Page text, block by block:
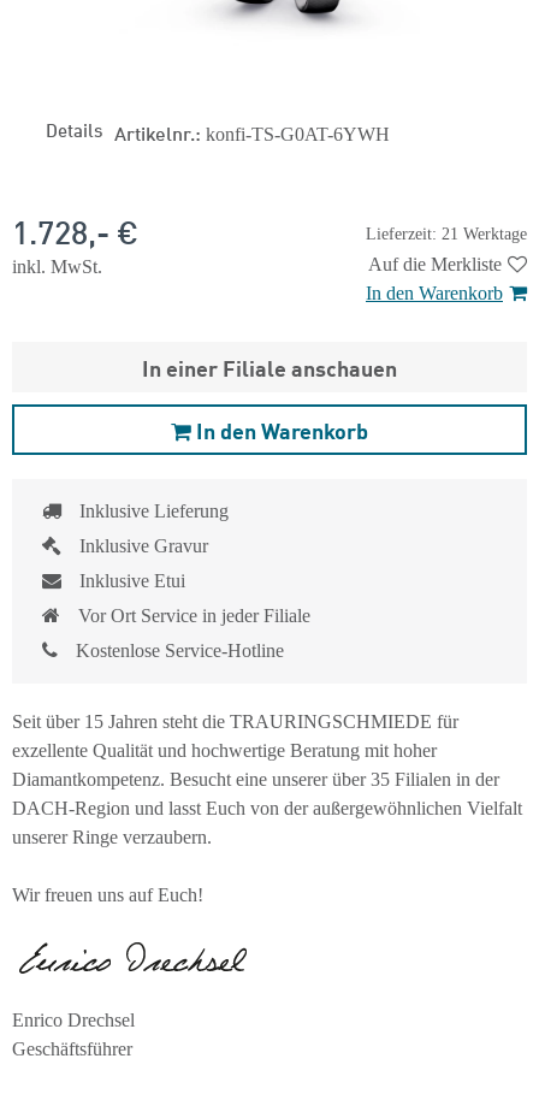
Details Artikelnr.: konfi-TS-G0AT-6YWH
Lieferzeit: 21 Werktage
1.728,- €
inkl. MwSt.
Auf die Merkliste
In den Warenkorb
In einer Filiale anschauen
In den Warenkorb
Inklusive Lieferung
Inklusive Gravur
Inklusive Etui
Vor Ort Service in jeder Filiale
Kostenlose Service-Hotline
Seit über 15 Jahren steht die TRAURINGSCHMIEDE für
exzellente Qualität und hochwertige Beratung mit hoher
Diamantkompetenz. Besucht eine unserer über 35 Filialen in der
DACH-Region und lasst Euch von der außergewöhnlichen Vielfalt
unserer Ringe verzaubern.
Wir freuen uns auf Euch!
Enrico Drechsel
Geschäftsführer